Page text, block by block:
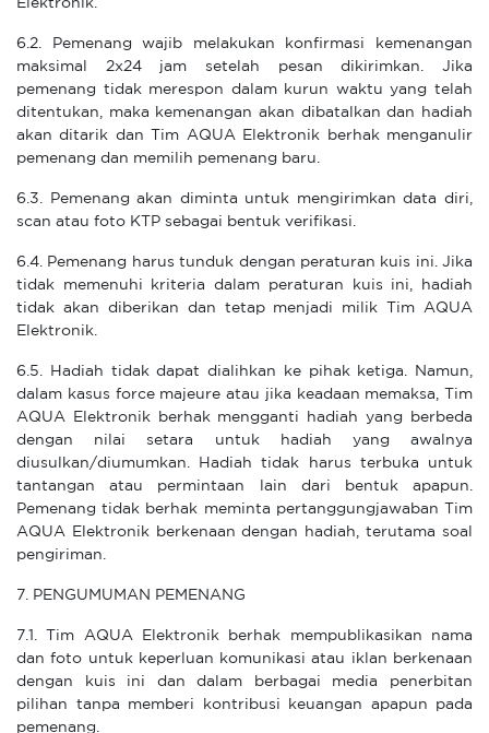
Elektronik.
6.2. Pemenang wajib melakukan konfirmasi kemenangan
maksimal 2x24 jam setelah pesan dikirimkan. Jika
pemenang tidak merespon dalam kurun waktu yang telah
ditentukan, maka kemenangan akan dibatalkan dan hadiah
akan ditarik dan Tim AQUA Elektronik berhak menganulir
pemenang dan memilih pemenang baru.
6.3. Pemenang akan diminta untuk mengirimkan data diri,
scan atau foto KTP sebagai bentuk verifikasi.
6.4. Pemenang harus tunduk dengan peraturan kuis ini. Jika
tidak memenuhi kriteria dalam peraturan kuis ini, hadiah
tidak akan diberikan dan tetap menjadi milik Tim AQUA
Elektronik.
6.5. Hadiah tidak dapat dialihkan ke pihak ketiga. Namun,
dalam kasus force majeure atau jika keadaan memaksa, Tim
AQUA Elektronik berhak mengganti hadiah yang berbeda
dengan nilai setara untuk hadiah yang awalnya
diusulkan/diumumkan. Hadiah tidak harus terbuka untuk
tantangan atau permintaan lain dari bentuk apapun.
Pemenang tidak berhak meminta pertanggungjawaban Tim
AQUA Elektronik berkenaan dengan hadiah, terutama soal
pengiriman.
7. PENGUMUMAN PEMENANG
7.1. Tim AQUA Elektronik berhak mempublikasikan nama
dan foto untuk keperluan komunikasi atau iklan berkenaan
dengan kuis ini dan dalam berbagai media penerbitan
pilihan tanpa memberi kontribusi keuangan apapun pada
pemenang.